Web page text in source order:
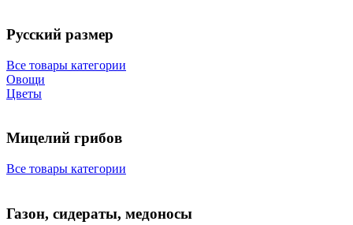
Русский размер
Все товары категории
Овощи
Цветы
Мицелий грибов
Все товары категории
Газон, сидераты, медоносы